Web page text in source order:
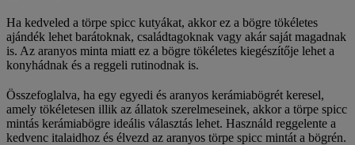
Ha kedveled a törpe spicc kutyákat, akkor ez a bögre tökéletes
ajándék lehet barátoknak, családtagoknak vagy akár saját magadnak
is. Az aranyos minta miatt ez a bögre tökéletes kiegészítője lehet a
konyhádnak és a reggeli rutinodnak is.
Összefoglalva, ha egy egyedi és aranyos kerámiabögrét keresel,
amely tökéletesen illik az állatok szerelmeseinek, akkor a törpe spicc
mintás kerámiabögre ideális választás lehet. Használd reggelente a
kedvenc italaidhoz és élvezd az aranyos törpe spicc mintát a bögrén.